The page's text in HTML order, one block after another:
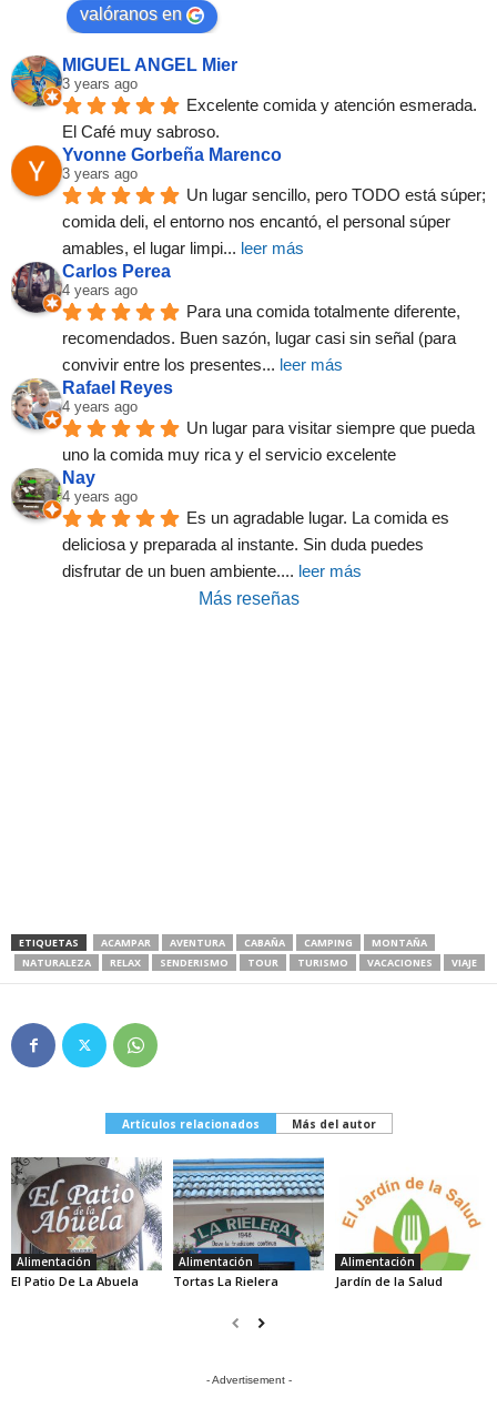
valóranos en
MIGUEL ANGEL Mier
3 years ago
Excelente comida y atención esmerada.
El Café muy sabroso.
Yvonne Gorbeña Marenco
3 years ago
Un lugar sencillo, pero TODO está súper;
comida deli, el entorno nos encantó, el personal súper
amables, el lugar limpi... leer más
Carlos Perea
4 years ago
Para una comida totalmente diferente,
recomendados. Buen sazón, lugar casi sin señal (para
convivir entre los presentes... leer más
Rafael Reyes
4 years ago
Un lugar para visitar siempre que pueda
uno la comida muy rica y el servicio excelente
Nay
4 years ago
Es un agradable lugar. La comida es
deliciosa y preparada al instante. Sin duda puedes
disfrutar de un buen ambiente.... leer más
Más reseñas
ETIQUETAS ACAMPAR AVENTURA CABAÑA CAMPING
MONTAÑA
NATURALEZA
RELAX SENDERISMO TOUR TURISMO VACACIONES VIAJE
Artículos relacionados Más del autor
Alimentación
El Patio De La Abuela
Alimentación
Tortas La Rielera
Alimentación
Jardín de la Salud
- Advertisement -